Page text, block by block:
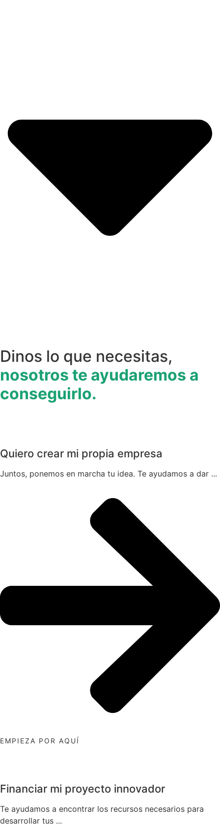
Dinos lo que necesitas,
nosotros te ayudaremos a
conseguirlo.
Quiero crear mi propia empresa
Juntos, ponemos en marcha tu idea. Te ayudamos a dar ...
EMPIEZA POR AQUÍ
Financiar mi proyecto innovador
Te ayudamos a encontrar los recursos necesarios para
desarrollar tus ...